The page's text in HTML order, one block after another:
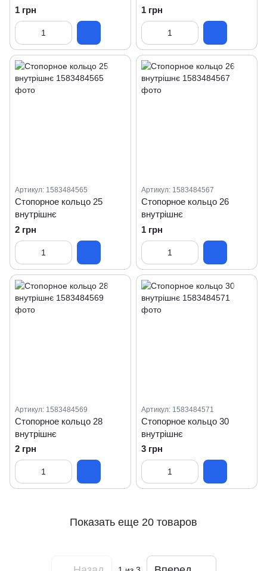
1 грн
1 грн
Артикул: 1583484565
Стопорное кольцо 25
внутрішнє
2 грн
Артикул: 1583484567
Стопорное кольцо 26
внутрішнє
1 грн
Артикул: 1583484569
Стопорное кольцо 28
внутрішнє
2 грн
Артикул: 1583484571
Стопорное кольцо 30
внутрішнє
3 грн
Показать еще 20 товаров